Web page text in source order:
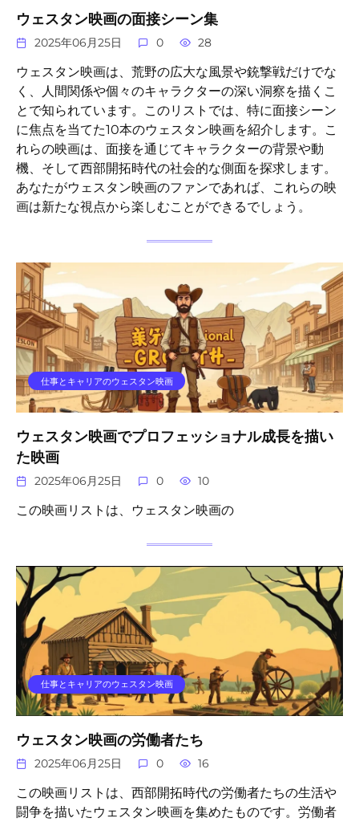
ウェスタン映画の面接シーン集
2025年06月25日 0 28
ウェスタン映画は、荒野の広大な風景や銃撃戦だけでな
く、人間関係や個々のキャラクターの深い洞察を描くこ
とで知られています。このリストでは、特に面接シーン
に焦点を当てた10本のウェスタン映画を紹介します。こ
れらの映画は、面接を通じてキャラクターの背景や動
機、そして西部開拓時代の社会的な側面を探求します。
あなたがウェスタン映画のファンであれば、これらの映
画は新たな視点から楽しむことができるでしょう。
仕事とキャリアのウェスタン映画
ウェスタン映画でプロフェッショナル成長を描い
た映画
2025年06月25日 0 10
この映画リストは、ウェスタン映画の
仕事とキャリアのウェスタン映画
ウェスタン映画の労働者たち
2025年06月25日 0 16
この映画リストは、西部開拓時代の労働者たちの生活や
闘争を描いたウェスタン映画を集めたものです。労働者